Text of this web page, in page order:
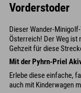
Vorderstoder
Dieser Wander-
Österreich! Der Weg ist
Gehzeit für diese
Mit der Pyhrn-Priel
Erlebe diese einfache,
auch mit Kinderwagen